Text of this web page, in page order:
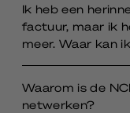
Ik heb een
factuur, maar ik
meer. Waar kan
Waarom is de
netwerken?